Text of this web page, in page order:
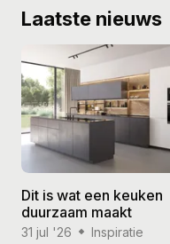
Laatste nieuws
Dit is wat een keuken
duurzaam maakt
31 jul '26 Inspiratie